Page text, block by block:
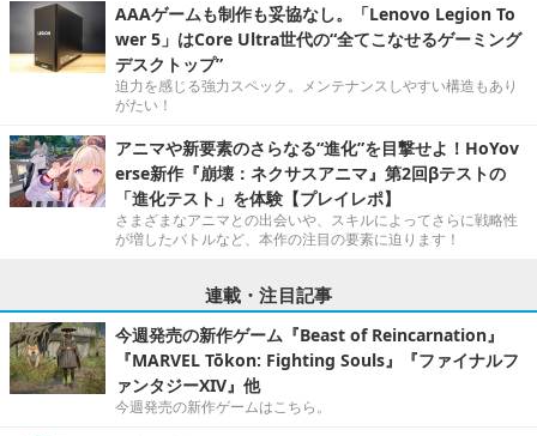
AAAゲームも制作も妥協なし。「Lenovo Legion To
wer 5」はCore Ultra世代の“全てこなせるゲーミング
デスクトップ”
迫力を感じる強力スペック。メンテナンスしやすい構造もあり
がたい！
アニマや新要素のさらなる“進化”を目撃せよ！HoYov
erse新作『崩壊：ネクサスアニマ』第2回βテストの
「進化テスト」を体験【プレイレポ】
さまざまなアニマとの出会いや、スキルによってさらに戦略性
が増したバトルなど、本作の注目の要素に迫ります！
連載・注目記事
今週発売の新作ゲーム『Beast of Reincarnation』
『MARVEL Tōkon: Fighting Souls』『ファイナルフ
ァンタジーXIV』他
今週発売の新作ゲームはこちら。